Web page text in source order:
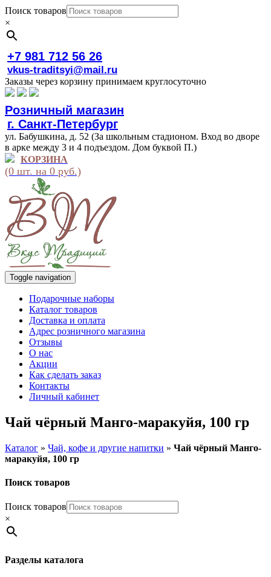
Поиск товаров
×
+7 981 712 56 26
vkus-traditsyi@mail.ru
Заказы через корзину принимаем круглосуточно
Розничный магазин
г. Санкт-Петербург
ул. Бабушкина, д. 52 (За школьным стадионом. Вход во дворе
в арке между 3 и 4 подъездом. Дом буквой П.)
КОРЗИНА
(0 шт. на 0 руб.)
Toggle navigation
Подарочные наборы
Каталог товаров
Доставка и оплата
Адрес розничного магазина
Отзывы
О нас
Акции
Как сделать заказ
Контакты
Личный кабинет
Чай чёрный Манго-маракуйя, 100 гр
Каталог » Чай, кофе и другие напитки » Чай чёрный Манго-
маракуйя, 100 гр
Поиск товаров
Поиск товаров
×
Разделы каталога